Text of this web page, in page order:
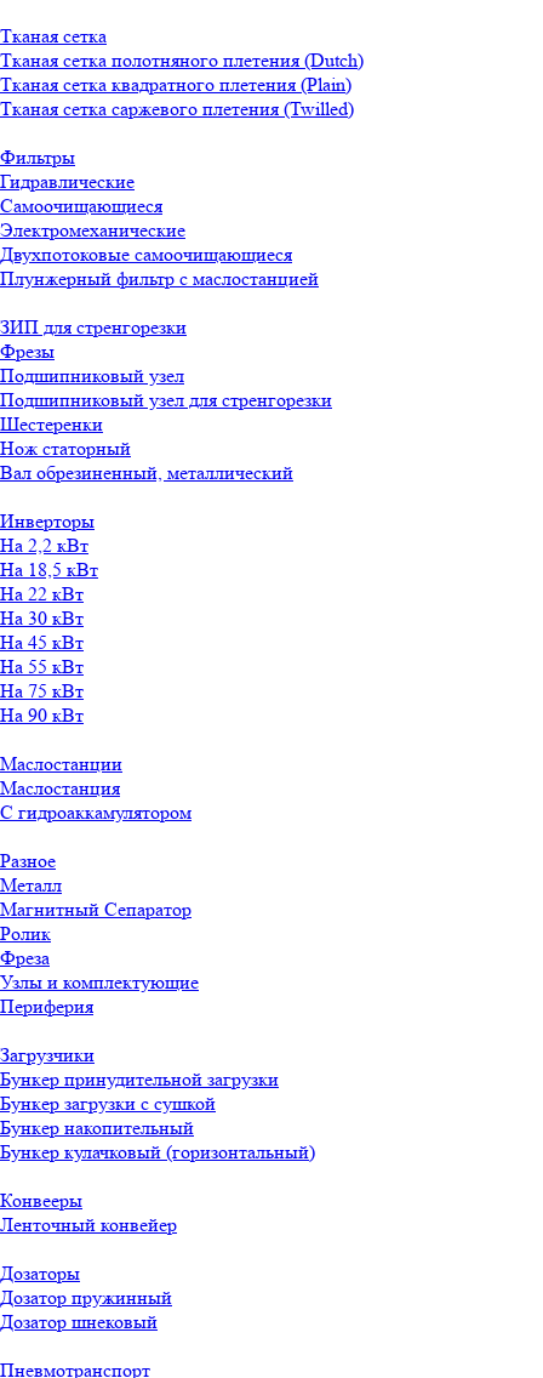
Тканая сетка
Тканая сетка полотняного плетения (Dutch)
Тканая сетка квадратного плетения (Plain)
Тканая сетка саржевого плетения (Twilled)
Фильтры
Гидравлические
Самоочищающиеся
Электромеханические
Двухпотоковые самоочищающиеся
Плунжерный фильтр с маслостанцией
ЗИП для стренгорезки
Фрезы
Подшипниковый узел
Подшипниковый узел для стренгорезки
Шестеренки
Нож статорный
Вал обрезиненный, металлический
Инверторы
На 2,2 кВт
На 18,5 кВт
На 22 кВт
На 30 кВт
На 45 кВт
На 55 кВт
На 75 кВт
На 90 кВт
Маслостанции
Маслостанция
С гидроаккамулятором
Разное
Металл
Магнитный Сепаратор
Ролик
Фреза
Узлы и комплектующие
Периферия
Загрузчики
Бункер принудительной загрузки
Бункер загрузки с сушкой
Бункер накопительный
Бункер кулачковый (горизонтальный)
Конвееры
Ленточный конвейер
Дозаторы
Дозатор пружинный
Дозатор шнековый
Пневмотранспорт